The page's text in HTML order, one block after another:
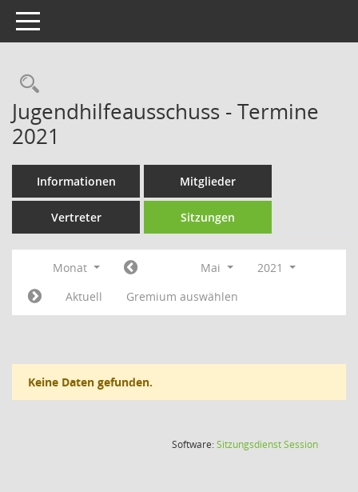
Toggle navigation
Rechercheauswahl
Jugendhilfeausschuss - Termine
2021
Informationen Mitglieder
Vertreter Sitzungen
Monat Mai
2021
Aktuell
Gremium auswählen
Keine Daten gefunden.
Software:SitzungsdienstSession(Wird in